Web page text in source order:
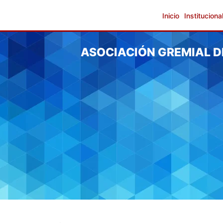
Inicio Institucional
ASOCIACIÓN GREMIAL